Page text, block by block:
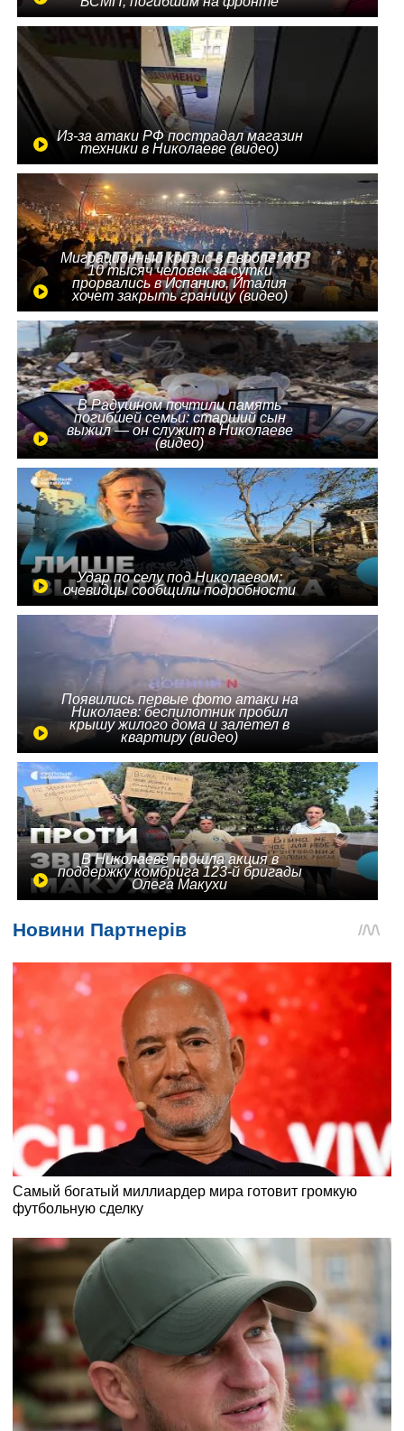
Из-за атаки РФ пострадал магазин
техники в Николаеве (видео)
Миграционный кризис в Европе: до
10 тысяч человек за сутки
прорвались в Испанию, Италия
хочет закрыть границу (видео)
В Радушном почтили память
погибшей семьи: старший сын
выжил — он служит в Николаеве
(видео)
Удар по селу под Николаевом:
очевидцы сообщили подробности
Появились первые фото атаки на
Николаев: беспилотник пробил
крышу жилого дома и залетел в
квартиру (видео)
В Николаеве прошла акция в
поддержку комбрига 123-й бригады
Олега Макухи